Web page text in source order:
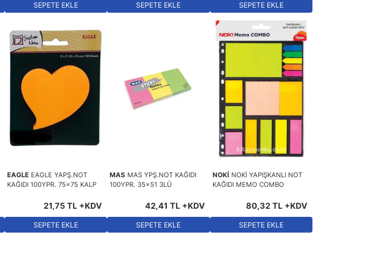
SEPETE EKLE SEPETE EKLE SEPETE EKLE
EAGLE EAGLE YAPŞ.NOT
KAĞIDI 100YPR. 75x75 KALP
21,75 TL +KDV
SEPETE EKLE
MAS MAS YPŞ.NOT KAĞIDI
100YPR. 35x51 3LÜ
42,41 TL+KDV
SEPETE EKLE
NOKİ NOKİ YAPIŞKANLI NOT
KAĞIDI MEMO COMBO
80,32 TL +KDV
SEPETE EKLE